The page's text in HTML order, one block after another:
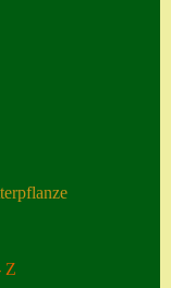
ngen
Z